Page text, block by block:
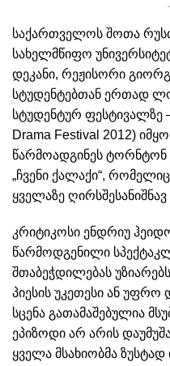
საქართველოს შოთა
სახელმწიფო
დეკანი, რეჟისორი
სტუდენტებთან ერთად
სტუდენტურ ფესტივალზე
Drama Festival 2012)
წარმოადგინეს
„ჩვენი ქალაქი“,
ყველაზე
კრიტიკოსი ენდრიუ
წარმოდგენილი
შთაბეჭდილებას
პიესის უკეთესი ან
სცენა გათამაშებულია
ეპიზოდი არ არის
ყველა მსახიობმა ზუსტად